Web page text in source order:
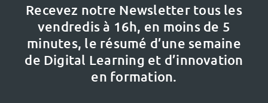
Recevez notre Newsletter tous les
vendredis à 16h, en moins de 5
minutes, le résumé d’une semaine
de Digital Learning et d’innovation
en formation.